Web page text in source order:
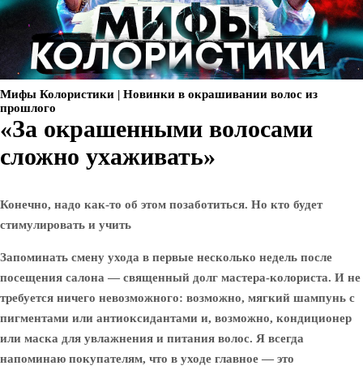
Мифы Колористики | Новинки в окрашивании волос из
прошлого
«За окрашенными волосами
сложно ухаживать»
Конечно, надо как-то об этом позаботиться. Но кто будет
стимулировать и учить
Запоминать смену ухода в первые несколько недель после
посещения салона — священный долг мастера-колориста. И не
требуется ничего невозможного: возможно, мягкий шампунь с
пигментами или антиоксидантами и, возможно, кондиционер
или маска для увлажнения и питания волос. Я всегда
напоминаю покупателям, что в уходе главное — это